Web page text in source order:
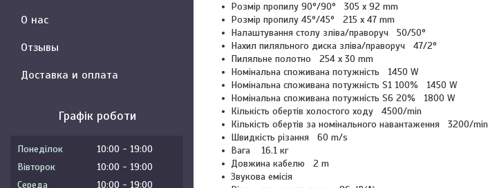
Розмір пропилу 90°/90° 305 x 92 mm
Розмір пропилу 45°/45° 215 x 47 mm
Налаштування столу зліва/праворуч 50/50°
Нахил пиляльного диска зліва/праворуч 47/2°
Пиляльне полотно 254 x 30 mm
Номінальна споживана потужність 1450 W
Номінальна споживана потужність S1 100% 1450 W
Номінальна споживана потужність S6 20% 1800 W
Кількість обертів холостого ходу 4500/min
Кількість обертів за номінального навантаження 3200/min
Швидкість різання 60 m/s
Вага 16.1 кг
Довжина кабелю 2 m
Звукова емісія
О нас
Отзывы
Доставка и оплата
Графік роботи
Понеділок 10:00
19:00
Вівторок
10:00
19:00
Середа
10:00
19:00